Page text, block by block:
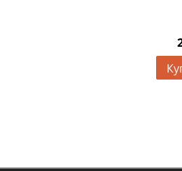
2 406грн